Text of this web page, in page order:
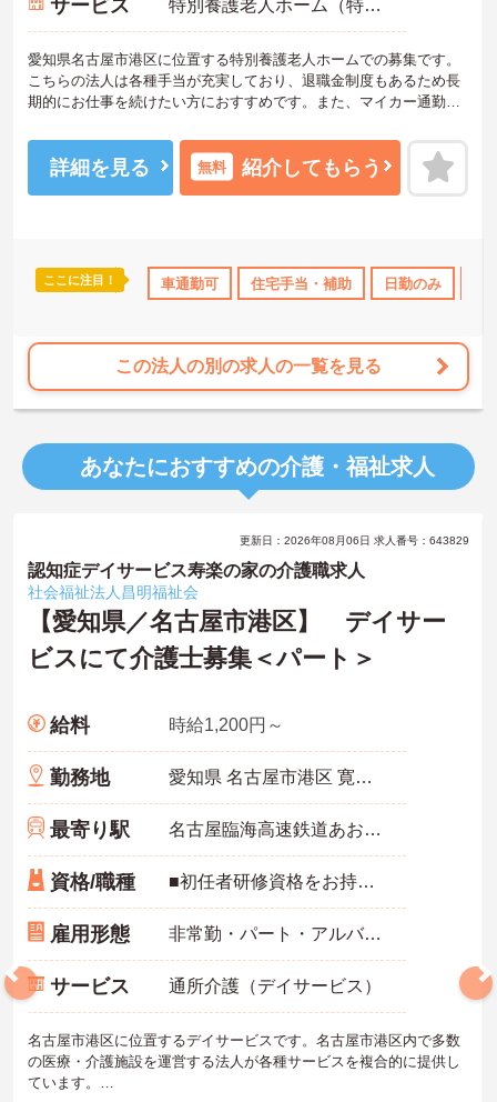
格OK 産休･育休･介護休暇取得実績あり 交通費支給
サービス 特別養護老人ホーム（特養）
愛知県名古屋市港区に位置する特別養護老人ホームでの募集です。
こちらの法人は各種手当が充実しており、退職金制度もあるため長
期的にお仕事を続けたい方におすすめです。また、マイカー通勤も
お伝えしますので、お気軽にお問い合わせください。
詳細を見る 無料 紹介してもらう
ここに注目！ 車通勤可 住宅手当・補助 日勤のみ
この法人の別の求人の一覧を見る
あなたにおすすめの介護・福祉求人
更新日：2026年08月06日 求人番号：643829
認知症デイサービス寿楽の家の介護職求人
社会福祉法人昌明福祉会
【愛知県／名古屋市港区】 デイサー
ビスにて介護士募集＜パート＞
給料 時給1,200円～
勤務地 愛知県 名古屋市港区 寛政町6丁目10番地
最寄り駅 名古屋臨海高速鉄道あおなみ線「荒子川公園駅」徒歩5分
資格/職種 ■初任者研修資格をお持ちの方
雇用形態 非常勤・パート・アルバイト
サービス 通所介護（デイサービス）
名古屋市港区に位置するデイサービスです。名古屋市港区内で多数
の医療・介護施設を運営する法人が各種サービスを複合的に提供し
ています。